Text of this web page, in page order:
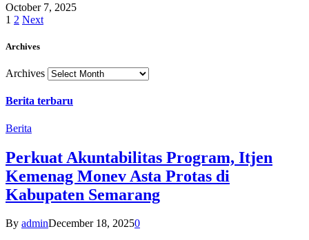
October 7, 2025
1 2 Next
Archives
Archives
Berita terbaru
Berita
Perkuat Akuntabilitas Program, Itjen
Kemenag Monev Asta Protas di
Kabupaten Semarang
By adminDecember 18, 20250